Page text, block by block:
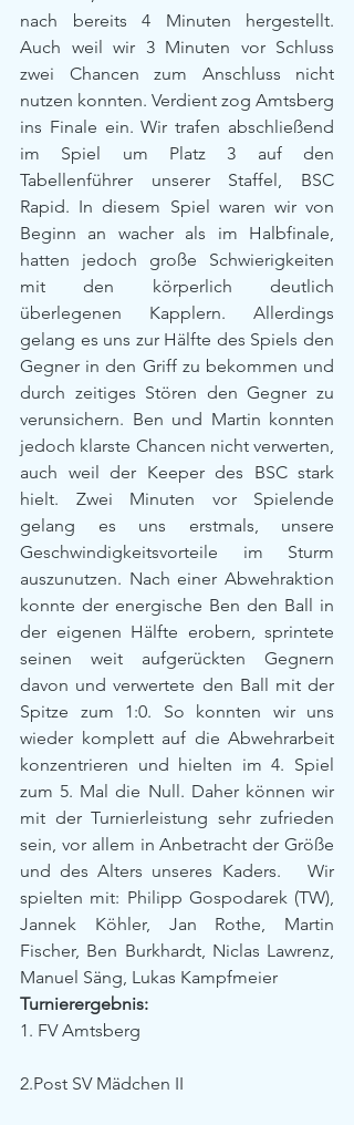
nach bereits 4 Minuten hergestellt.
Auch weil wir 3 Minuten vor Schluss
zwei Chancen zum Anschluss nicht
nutzen konnten. Verdient zog Amtsberg
ins Finale ein. Wir trafen abschließend
im Spiel um Platz 3 auf den
Tabellenführer unserer Staffel, BSC
Rapid. In diesem Spiel waren wir von
Beginn an wacher als im Halbfinale,
hatten jedoch große Schwierigkeiten
mit den körperlich deutlich
überlegenen Kapplern. Allerdings
gelang es uns zur Hälfte des Spiels den
Gegner in den Griff zu bekommen und
durch zeitiges Stören den Gegner zu
verunsichern. Ben und Martin konnten
jedoch klarste Chancen nicht verwerten,
auch weil der Keeper des BSC stark
hielt. Zwei Minuten vor Spielende
gelang es uns erstmals, unsere
Geschwindigkeitsvorteile im Sturm
auszunutzen. Nach einer Abwehraktion
konnte der energische Ben den Ball in
der eigenen Hälfte erobern, sprintete
seinen weit aufgerückten Gegnern
davon und verwertete den Ball mit der
Spitze zum 1:0. So konnten wir uns
wieder komplett auf die Abwehrarbeit
konzentrieren und hielten im 4. Spiel
zum 5. Mal die Null. Daher können wir
mit der Turnierleistung sehr zufrieden
sein, vor allem in Anbetracht der Größe
und des Alters unseres Kaders.   Wir
spielten mit: Philipp Gospodarek (TW),
Jannek Köhler, Jan Rothe, Martin
Fischer, Ben Burkhardt, Niclas Lawrenz,
Manuel Säng, Lukas Kampfmeier
Turnierergebnis:
1. FV Amtsberg
2.Post SV Mädchen II